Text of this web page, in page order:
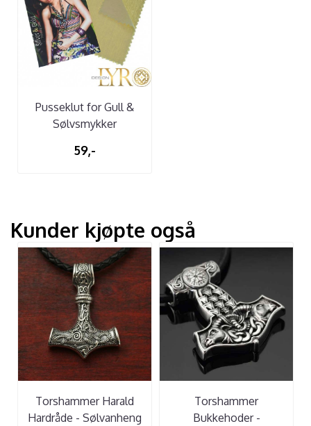
Pusseklut for Gull &
Sølvsmykker
59,-
Kunder kjøpte også
Torshammer Harald
Hardråde - Sølvanheng
Torshammer
Bukkehoder -